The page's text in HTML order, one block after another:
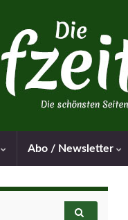
Abo / Newsletter